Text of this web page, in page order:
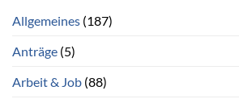
Allgemeines (187)
Anträge (5)
Arbeit & Job (88)